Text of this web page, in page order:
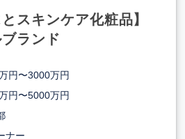
スキンケア化粧品】
ランド
円〜3000万円
円〜5000万円
ナー